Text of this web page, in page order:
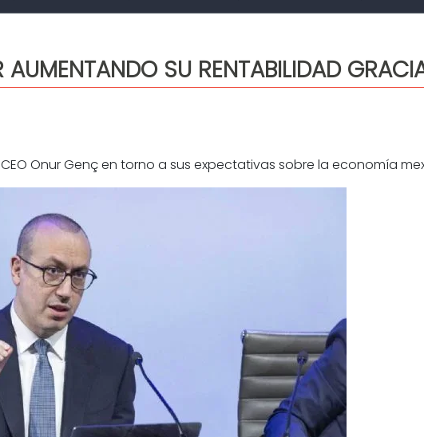
AUMENTANDO SU RENTABILIDAD
Onur Genç en torno a sus expectativas sobre la economía